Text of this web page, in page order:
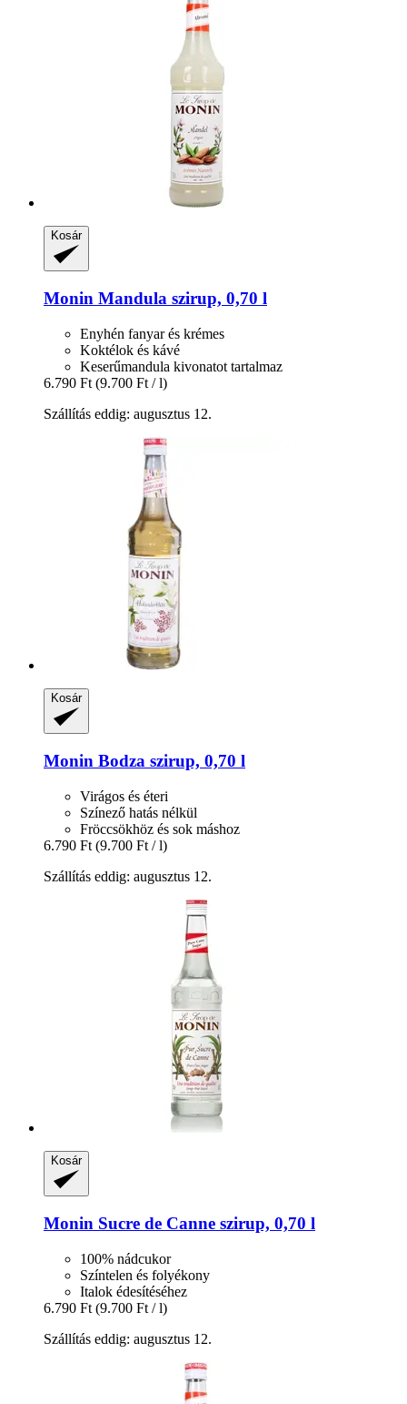
Kosár
Monin Mandula szirup, 0,70 l
Enyhén fanyar és krémes
Koktélok és kávé
Keserűmandula kivonatot tartalmaz
6.790 Ft (9.700 Ft / l)
Szállítás eddig: augusztus 12.
Kosár
Monin Bodza szirup, 0,70 l
Virágos és éteri
Színező hatás nélkül
Fröccsökhöz és sok máshoz
6.790 Ft (9.700 Ft / l)
Szállítás eddig: augusztus 12.
Kosár
Monin Sucre de Canne szirup, 0,70 l
100% nádcukor
Színtelen és folyékony
Italok édesítéséhez
6.790 Ft (9.700 Ft / l)
Szállítás eddig: augusztus 12.